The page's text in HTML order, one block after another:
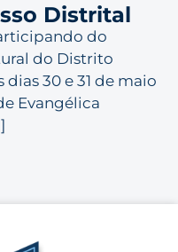
Distrital
do
do Distrito
30 e 31 de maio
Evangélica